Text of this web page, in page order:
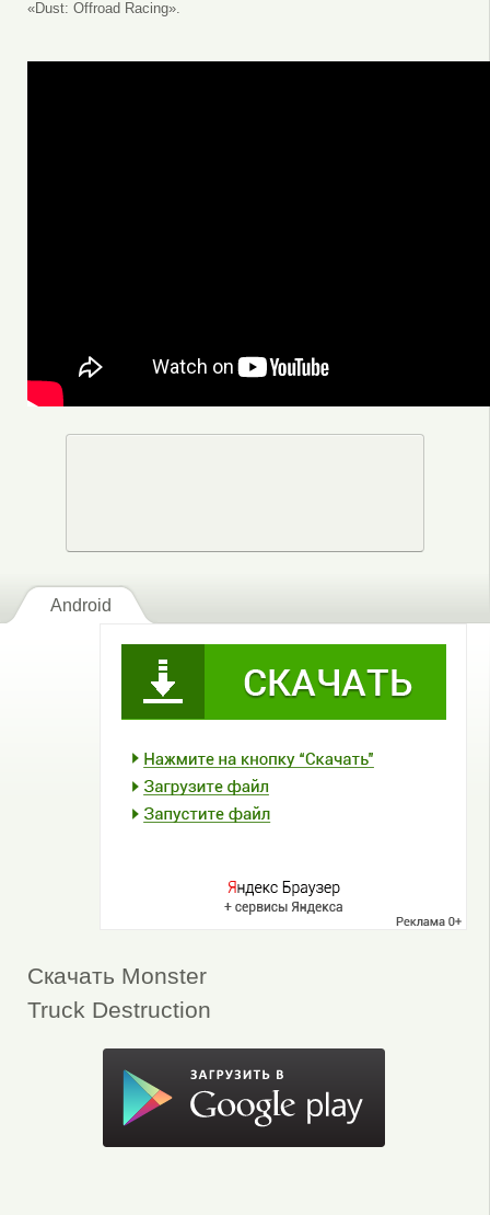
«Dust: Offroad Racing».
Android
Скачать Monster
Truck Destruction